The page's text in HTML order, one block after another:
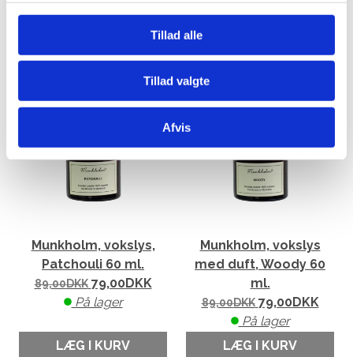
Tillad alle
Tillad valgte
Afvis
På lager
På lager
Munkholm, vokslys,
Patchouli 60 ml.
89,00DKK 79,00DKK
På lager
LÆG I KURV
Munkholm, vokslys
med duft, Woody 60
ml.
89,00DKK 79,00DKK
På lager
LÆG I KURV